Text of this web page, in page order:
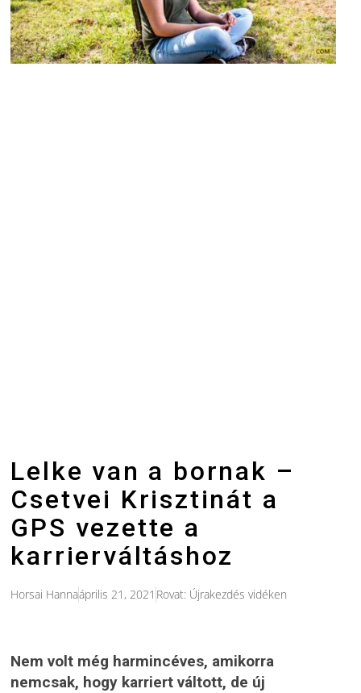
Lelke van a bornak –
Csetvei Krisztinát a
GPS vezette a
karrierváltáshoz
Horsai Hannaáprilis 21, 2021 Rovat: Újrakezdés vidéken
Nem volt még harmincéves, amikorra
nemcsak, hogy karriert váltott, de új